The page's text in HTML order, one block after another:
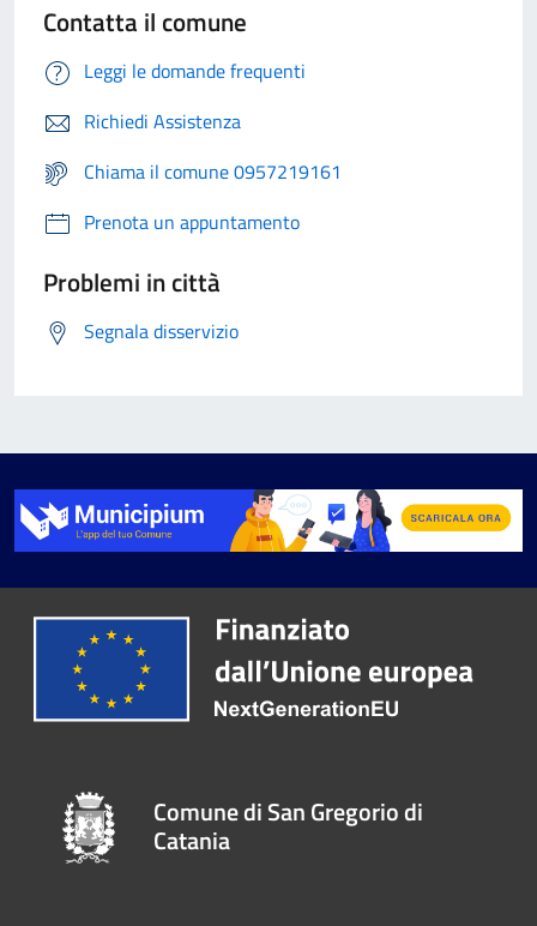
Contatta il comune
Leggi le domande frequenti
Richiedi Assistenza
Chiama il comune 0957219161
Prenota un appuntamento
Problemi in città
Segnala disservizio
Comune di San Gregorio di
Catania